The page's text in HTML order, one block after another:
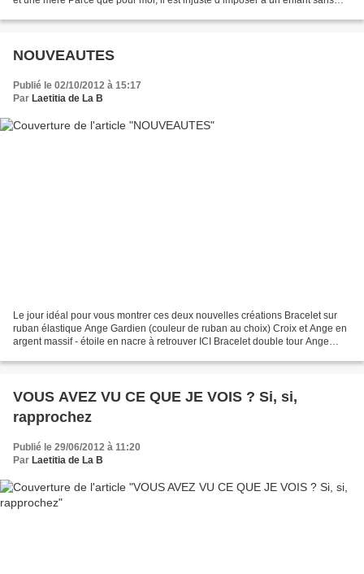
NOUVEAUTES
Publié le 02/10/2012 à 15:17
Par Laetitia de La B
Le jour idéal pour vous montrer ces deux nouvelles créations Bracelet sur
ruban élastique Ange Gardien (couleur de ruban au choix) Croix et Ange en
argent massif - étoile en nacre à retrouver ICI Bracelet double tour Ange
VOUS AVEZ VU CE QUE JE VOIS ? Si, si,
rapprochez
Publié le 29/06/2012 à 11:20
Par Laetitia de La B